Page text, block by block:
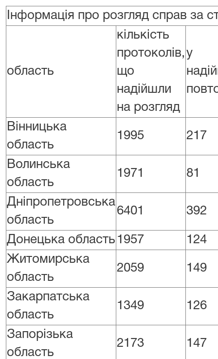
Інформація про розгляд справ
область
кількість
протоколів,
що
надійшли
на розгляд
у
Вінницька
область
1995 217
Волинська
область
1971 81
Дніпропетровська
область
6401 392
Донецька область 1957
124
Житомирська
область
2059 149
Закарпатська
область
1349 126
Запорізька
область
2173 147